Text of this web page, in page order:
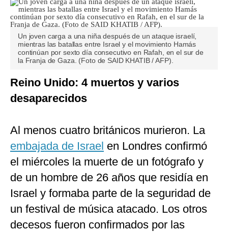
Un joven carga a una niña después de un ataque israelí,
mientras las batallas entre Israel y el movimiento Hamás
continúan por sexto día consecutivo en Rafah, en el sur de
la Franja de Gaza. (Foto de SAID KHATIB / AFP).
Reino Unido: 4 muertos y varios
desaparecidos
Al menos cuatro británicos murieron. La
embajada de Israel en Londres confirmó
el miércoles la muerte de un fotógrafo y
de un hombre de 26 años que residía en
Israel y formaba parte de la seguridad de
un festival de música atacado. Los otros
decesos fueron confirmados por las